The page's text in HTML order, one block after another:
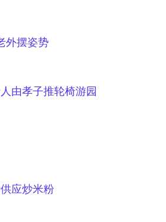
外摆姿势
由孝子推轮椅游园
应炒米粉